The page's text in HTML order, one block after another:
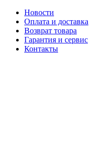
Новости
Оплата и доставка
Возврат товара
Гарантия и сервис
Контакты